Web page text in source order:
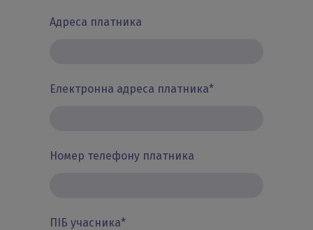
Адреса платника
Електронна адреса платника*
Номер телефону платника
ПІБ учасника*